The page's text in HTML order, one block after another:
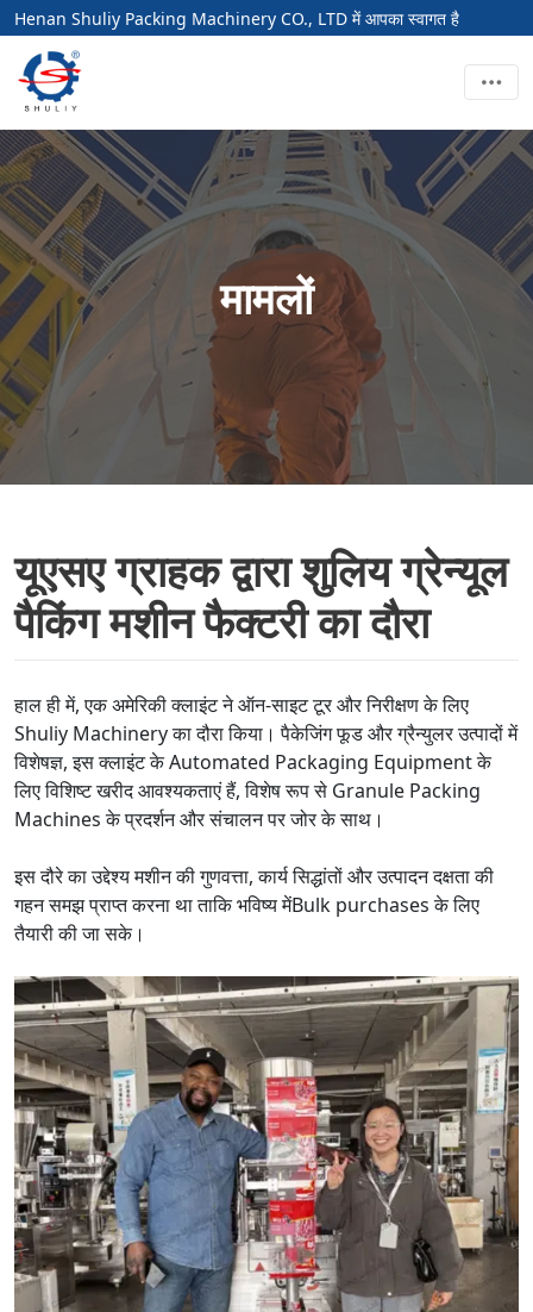
Henan Shuliy Packing Machinery CO., LTD में आपका स्वागत है
मामलों
यूएसए ग्राहक द्वारा शुलिय ग्रेन्यूल
पैकिंग मशीन फैक्टरी का दौरा
हाल ही में, एक अमेरिकी क्लाइंट ने ऑन-साइट टूर और निरीक्षण के लिए
Shuliy Machinery का दौरा किया। पैकेजिंग फूड और ग्रैन्युलर उत्पादों में
विशेषज्ञ, इस क्लाइंट के Automated Packaging Equipment के
लिए विशिष्ट खरीद आवश्यकताएं हैं, विशेष रूप से Granule Packing
Machines के प्रदर्शन और संचालन पर जोर के साथ।
इस दौरे का उद्देश्य मशीन की गुणवत्ता, कार्य सिद्धांतों और उत्पादन दक्षता की
गहन समझ प्राप्त करना था ताकि भविष्य मेंBulk purchases के लिए
तैयारी की जा सके।